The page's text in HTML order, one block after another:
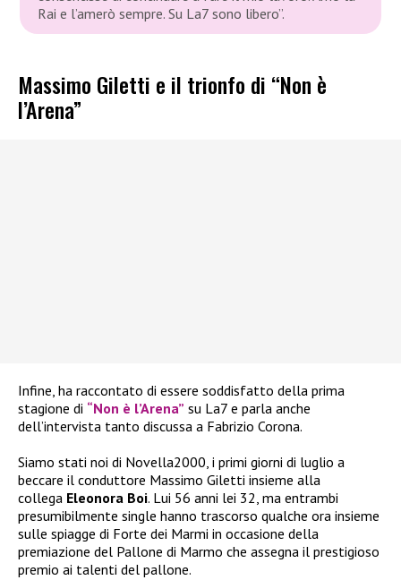
Rai e l’amerò sempre. Su La7 sono libero”.
Massimo Giletti e il trionfo di “Non è
l’Arena”
Infine, ha raccontato di essere soddisfatto della prima
stagione di “Non è l’Arena” su La7 e parla anche
dell’intervista tanto discussa a Fabrizio Corona.
Siamo stati noi di Novella2000, i primi giorni di luglio a
beccare il conduttore Massimo Giletti insieme alla
collega Eleonora Boi. Lui 56 anni lei 32, ma entrambi
presumibilmente single hanno trascorso qualche ora insieme
sulle spiagge di Forte dei Marmi in occasione della
premiazione del Pallone di Marmo che assegna il prestigioso
premio ai talenti del pallone.